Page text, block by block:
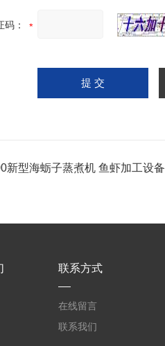
码：
新型海蛎子蒸煮机 鱼虾加工设备
联系方式
在线留言
联系我们